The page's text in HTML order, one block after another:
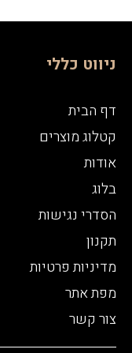
ניווט כללי
דף הבית
קטלוג מוצרים
אודות
בלוג
הסדרי נגישות
תקנון
מדיניות פרטיות
מפת אתר
צור קשר